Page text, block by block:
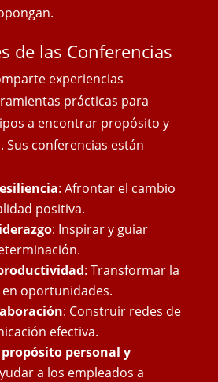
de las Conferencias
experiencias
prácticas para
a encontrar propósito y
Sus conferencias están
: Afrontar el cambio
positiva.
: Inspirar y guiar
: Transformar la
oportunidades.
: Construir redes de
efectiva.
personal y
a los empleados a